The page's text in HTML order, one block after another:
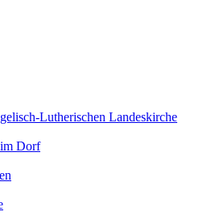
Lutherischen Landeskirche
Dorf